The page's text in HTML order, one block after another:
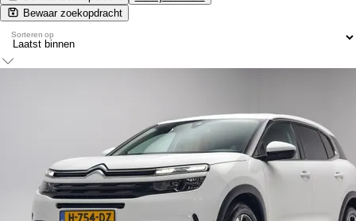
Bewaar zoekopdracht
Sorteren op